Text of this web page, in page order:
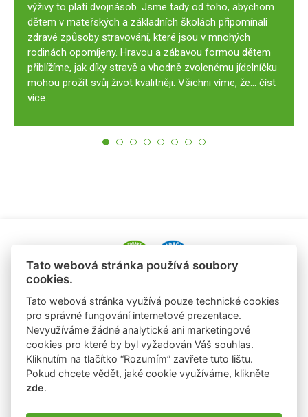
výživy to platí dvojnásob. Jsme tady od toho, abychom
dětem v mateřských a základních školách připomínali
zdravé způsoby stravování, které jsou v mnohých
rodinách opomíjeny. Hravou a zábavou formou dětem
přiblížíme, jak díky stravě a vhodně zvolenému jídelníčku
mohou prožít svůj život kvalitněji. Všichni víme, že... číst
více.
e-mail: alena.paldusova@albert.cz
tel.: +420 720 936 177
e-mail: laura.sobrova@albert.cz
tel: +420 725 824 978
Tato webová stránka používá soubory
cookies.
Tato webová stránka využívá pouze technické cookies
pro správné fungování internetové prezentace.
Nevyužíváme žádné analytické ani marketingové
cookies pro které by byl vyžadován Váš souhlas.
Kliknutím na tlačítko “Rozumím” zavřete tuto lištu.
Pokud chcete vědět, jaké cookie využíváme, klikněte
zde.